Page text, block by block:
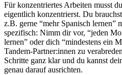
Für konzentriertes Arbeiten musst
eigentlich konzentrierst. Du
z.B. gerne “mehr Spanisch lernen”
spezifisch: Nimm dir vor, “jeden
lernen” oder dich “mindestens ein
Tandem-Partner:innen zu
Schritte ganz klar und du kannst
genau darauf ausrichten.